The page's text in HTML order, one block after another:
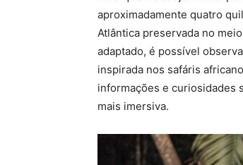
aproximadamente quatro
Atlântica preservada no
adaptado, é possível
inspirada nos safáris
informações e curiosidades
mais imersiva.